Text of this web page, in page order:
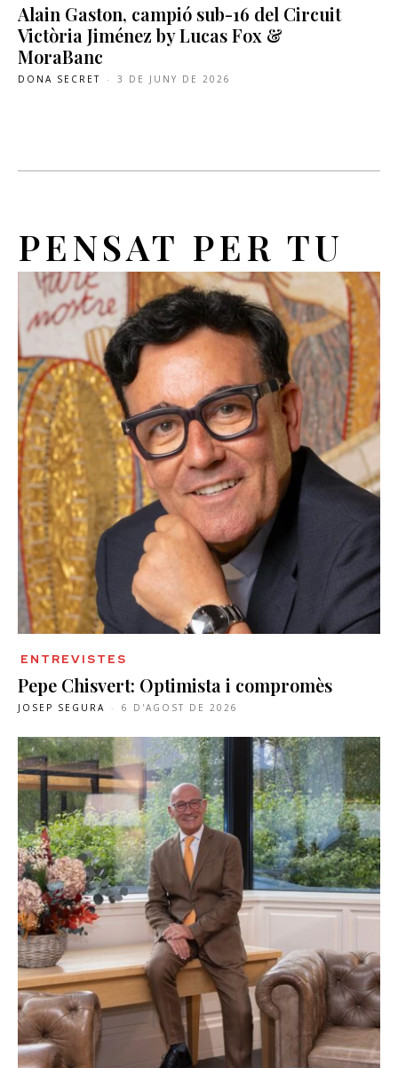
Alain Gaston, campió sub-16 del Circuit
Victòria Jiménez by Lucas Fox &
MoraBanc
DONA SECRET - 3 DE JUNY DE 2026
PENSAT PER TU
ENTREVISTES
Pepe Chisvert: Optimista i compromès
JOSEP SEGURA - 6 D'AGOST DE 2026